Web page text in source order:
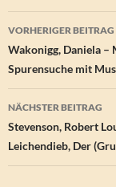
VORHERIGER BEITRAG
Wakonigg, Daniela –
Spurensuche mit
NÄCHSTER BEITRAG
Stevenson, Robert
Leichendieb, Der